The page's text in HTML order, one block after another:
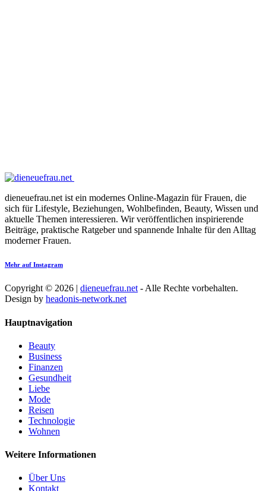
dieneuefrau.net ist ein modernes Online-Magazin für Frauen, die
sich für Lifestyle, Beziehungen, Wohlbefinden, Beauty, Wissen und
aktuelle Themen interessieren. Wir veröffentlichen inspirierende
Beiträge, praktische Ratgeber und spannende Inhalte für den Alltag
moderner Frauen.
Mehr auf Instagram
Copyright © 2026 | dieneuefrau.net - Alle Rechte vorbehalten.
Design by headonis-network.net
Hauptnavigation
Beauty
Business
Finanzen
Gesundheit
Liebe
Mode
Reisen
Technologie
Wohnen
Weitere Informationen
Über Uns
Kontakt